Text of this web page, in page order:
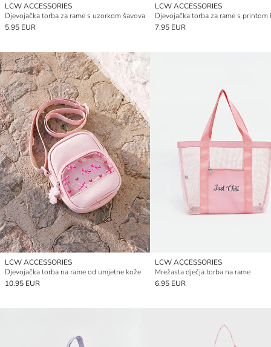
LCW ACCESSORIES
Djevojačka torba za rame s uzorkom šavova
5.95 EUR
LCW ACCESSORIES
Djevojačka torba za rame s printom
7.95 EUR
LCW ACCESSORIES
Djevojačka torba na rame od umjetne kože
10.95 EUR
LCW ACCESSORIES
Mrežasta dječja torba na rame
6.95 EUR